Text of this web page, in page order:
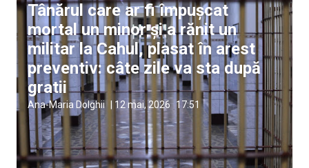
Tânărul care ar fi împușcat
mortal un minor și a rănit un
militar la Cahul, plasat în arest
preventiv: câte zile va sta după
gratii
Ana-Maria Dolghii 12 mai, 2026 17:51